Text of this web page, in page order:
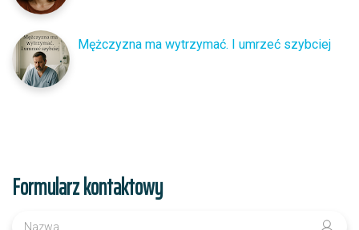
Mężczyzna ma wytrzymać. I umrzeć szybciej
Formularz kontaktowy